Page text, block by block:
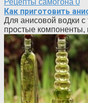
Рецепты самогона 0
Как приготовить
Для анисовой водки
простые компоненты,